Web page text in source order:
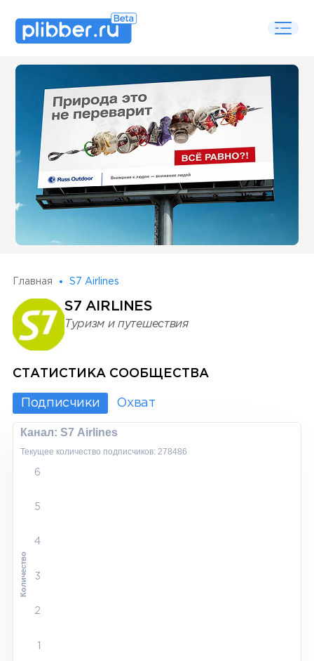
Some SEO Title
Главная S7 Airlines
S7 AIRLINES
Туризм и путешествия
СТАТИСТИКА СООБЩЕСТВА
Подписчики Охват
Канал: S7 Airlines
Текущее количество подписчиков: 278486
6
5
4
3
2
1
Количество